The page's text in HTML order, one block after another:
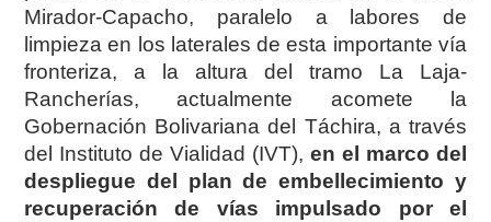
Mirador-Capacho, paralelo a labores de
limpieza en los laterales de esta importante vía
fronteriza, a la altura del tramo La Laja-
Rancherías, actualmente acomete la
Gobernación Bolivariana del Táchira, a través
del Instituto de Vialidad (IVT), en el marco del
despliegue del plan de embellecimiento y
recuperación de vías impulsado por el